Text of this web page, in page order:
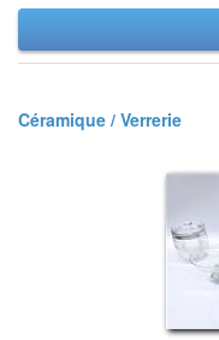
Céramique / Verrerie